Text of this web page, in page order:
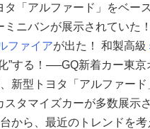
タ「アルファード」をベー
ミニバンが展示されていた
ファイアが出た！ 和製高級
”する！──GQ新着カー東
新型トヨタ「アルファード
スタマイズカーが多数展示
から、最近のトレンドを考